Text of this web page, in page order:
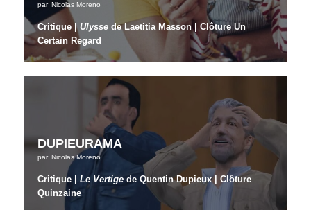
par Nicolas Moreno
Critique |Ulysse de Laetitia Masson | Clôture Un
Certain Regard
DUPIEURAMA
par Nicolas Moreno
Critique |Le Vertige de Quentin Dupieux | Clôture
Quinzaine